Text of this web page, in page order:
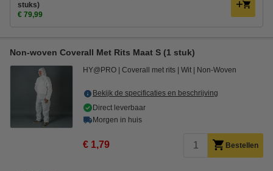
stuks)
€ 79,99
Non-woven Coverall Met Rits Maat S (1 stuk)
HY@PRO Coverall met rits Wit Non-Woven
Bekijk de specificaties en beschrijving
Direct leverbaar
Morgen in huis
€ 1,79 Bestellen